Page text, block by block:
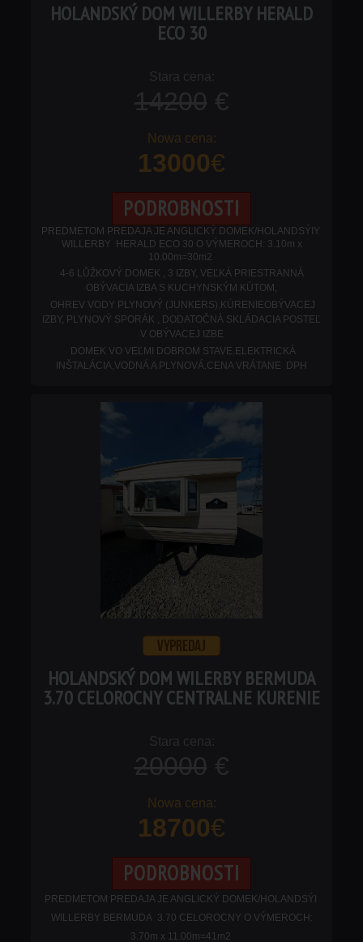
HOLANDSKÝ DOM WILLERBY HERALD
ECO 30
14200 €
13000€
PODROBNOSTI
PREDMETOM PREDAJA JE ANGLICKÝ DOMEK/HOLANDSÝIY
WILLERBY HERALD ECO 30 O VÝMEROCH: 3.10m x
10.00m=30m2
4-6 LŮŽKOVÝ DOMEK , 3 IZBY, VEĽKÁ PRIESTRANNÁ
OBÝVACIA IZBA S KUCHYNSKÝM KÚTOM,
OHREV VODY PLYNOVÝ (JUNKERS),KÚRENIEOBÝVACEJ
IZBY, PLYNOVÝ SPORÁK , DODATOČNÁ SKLÁDACIA POSTEĽ
V OBÝVACEJ IZBE
DOMEK VO VEĽMI DOBROM STAVE.ELEKTRICKÁ
INŠTALÁCIA,VODNÁ A PLYNOVÁ.CENA VRÁTANE DPH
HOLANDSKÝ DOM WILERBY BERMUDA
3.70 CELOROCNY CENTRALNE KURENIE
20000 €
18700€
PODROBNOSTI
PREDMETOM PREDAJA JE ANGLICKÝ DOMEK/HOLANDSÝI
WILLERBY BERMUDA 3.70 CELOROCNY O VÝMEROCH:
3.70m x 11.00m=41m2